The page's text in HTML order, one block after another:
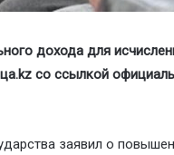
дохода для
со ссылкой
заявил о